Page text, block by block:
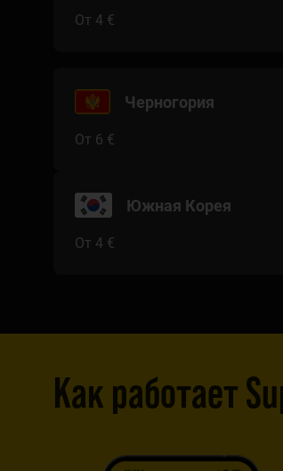
От 4 €
Черногория
От 6 €
Южная Корея
От 4 €
Как работает